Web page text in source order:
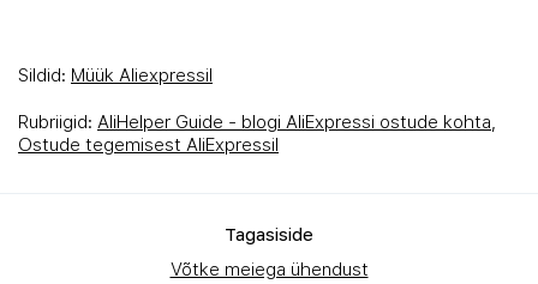
Sildid: Müük Aliexpressil
Rubriigid: AliHelper Guide - blogi AliExpressi ostude kohta,
Ostude tegemisest AliExpressil
Tagasiside
Võtke meiega ühendust